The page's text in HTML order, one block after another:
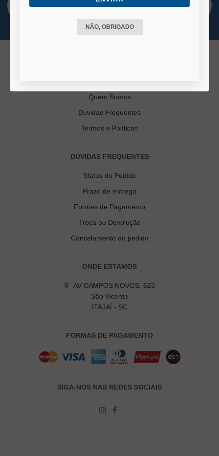
Quem Somos
Duvidas Frequentes
Termos e Políticas
DÚVIDAS FREQUENTES
Status do Pedido
Prazo de entrega
Formas de Pagamento
Troca ou Devolução
Cancelamento do pedido
ONDE ESTAMOS
AV CAMPOS NOVOS, 623
São Vicente
ITAJAÍ - SC
FORMAS DE PAGAMENTO
SIGA-NOS NAS REDES SOCIAIS
NÃO, OBRIGADO